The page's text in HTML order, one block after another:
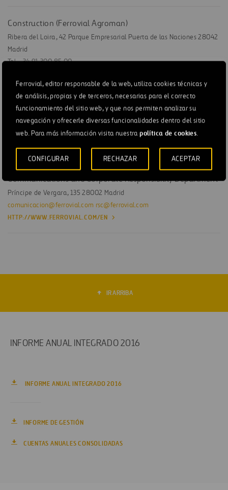
Ferrovial, editor responsable de la web, utiliza cookies técnicas y
de análisis, propias y de terceros, necesarias para el correcto
funcionamiento del sitio web, y que nos permiten analizar su
navegación y ofrecerle diversas funcionalidades dentro del sitio
web. Para más información visita nuestrapolítica de cookies.
CONFIGURAR RECHAZAR ACEPTAR
Construction (Ferrovial Agroman)
Ribera del Loira, 42 Parque Empresarial Puerta de las Naciones 28042
Madrid
Tel. +34 91 300 85 00
Shareholder Relations Office
Príncipe de Vergara, 135 28002 Madrid
Tel. +34 91 586 25 65
accionistas@ferrovial.com
Communications and Corporate Responsibility Department
Príncipe de Vergara, 135 28002 Madrid
comunicacion@ferrovial.com rsc@ferrovial.com
HTTP://WWW.FERROVIAL.COM/EN
IR ARRIBA
INFORME ANUAL INTEGRADO 2016
INFORME ANUAL INTEGRADO 2016
INFORME DE GESTIÓN
CUENTAS ANUALES CONSOLIDADAS